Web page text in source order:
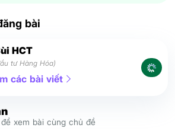
bài
HCT
tư Hàng Hóa)
các bài viết
xem bài cùng chủ đề